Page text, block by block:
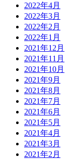
2022年4月
2022年3月
2022年2月
2022年1月
2021年12月
2021年11月
2021年10月
2021年9月
2021年8月
2021年7月
2021年6月
2021年5月
2021年4月
2021年3月
2021年2月